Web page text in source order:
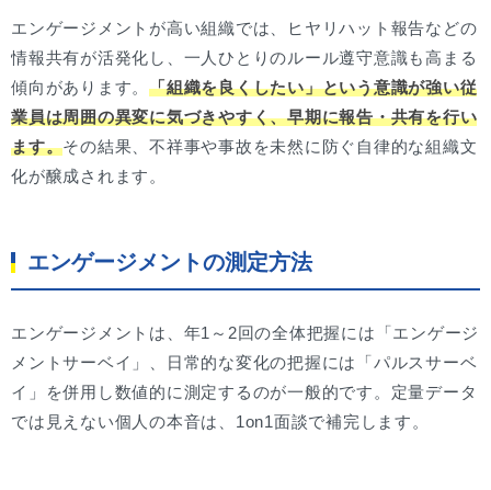
エンゲージメントが高い組織では、ヒヤリハット報告などの
情報共有が活発化し、一人ひとりのルール遵守意識も高まる
傾向があります。 「組織を良くしたい」という意識が強い従
業員は周囲の異変に気づきやすく、早期に報告・共有を行い
ます。その結果、不祥事や事故を未然に防ぐ自律的な組織文
化が醸成されます。
エンゲージメントの測定方法
エンゲージメントは、年1～2回の全体把握には「エンゲージ
メントサーベイ」、日常的な変化の把握には「パルスサーベ
イ」を併用し数値的に測定するのが一般的です。定量データ
では見えない個人の本音は、1on1面談で補完します。